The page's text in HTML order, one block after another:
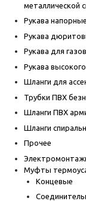
металлической
Рукава
Рукава
Рукава для
Рукава
Шланги для
Трубки ПВХ
Шланги ПВХ
Шланги
Прочее
Муфты
Концевые